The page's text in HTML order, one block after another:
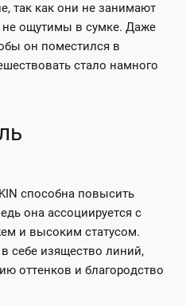
так как они не занимают
не ощутимы в сумке. Даже
он поместился в
стало намного
способна повысить
она ассоциируется с
и высоким статусом.
себе изящество линий,
оттенков и благородство